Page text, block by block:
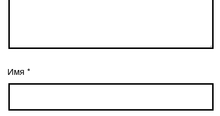
Имя *